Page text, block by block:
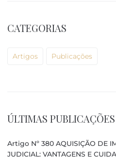
CATEGORIAS
Artigos Publicações
ÚLTIMAS PUBLICAÇÕES
Artigo Nº 380 AQUISIÇÃO DE
JUDICIAL: VANTAGENS E